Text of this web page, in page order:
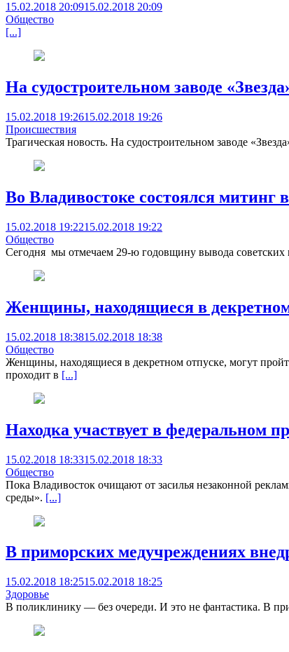
15.02.2018 20:0915.02.2018 20:09
Общество
[...]
На судостроительном заводе
15.02.2018 19:2615.02.2018 19:26
Происшествия
Трагическая новость. На судостроительном заводе
Во Владивостоке состоялся
15.02.2018 19:2215.02.2018 19:22
Общество
Сегодня мы отмечаем 29-ю годовщину вывода
Женщины, находящиеся в декретном
15.02.2018 18:3815.02.2018 18:38
Общество
Женщины, находящиеся в декретном отпуске, могут
проходит в [...]
Находка участвует в федеральном
15.02.2018 18:3315.02.2018 18:33
Общество
Пока Владивосток очищают от засилья незаконной
среды». [...]
В приморских медучреждениях
15.02.2018 18:2515.02.2018 18:25
Здоровье
В поликлинику — без очереди. И это не фантастика. В